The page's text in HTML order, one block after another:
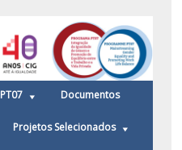
PT07 Documentos
Projetos Selecionados